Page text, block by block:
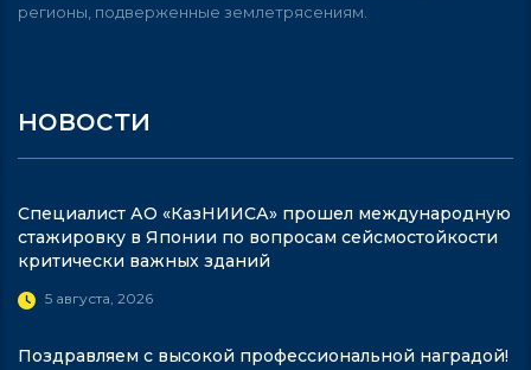
регионы, подверженные землетрясениям.
новости
Специалист АО «КазНИИСА» прошел международную
стажировку в Японии по вопросам сейсмостойкости
критически важных зданий
5 августа, 2026
Поздравляем с высокой профессиональной наградой!